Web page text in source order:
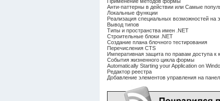
Анти-паттерны в действии или Самые
Локальные функции
Реализация специальных возможностей на
Вывод типов
Типы и пространства имен .NET
Строительные блоки .NET
Создание плана блочного тестирования
Перечисления CTS
Императивная защита по правам доступа к
События жизненного цикла формы
Automatically Starting your Application on
Редактор реестра
Добавление элементов управления на